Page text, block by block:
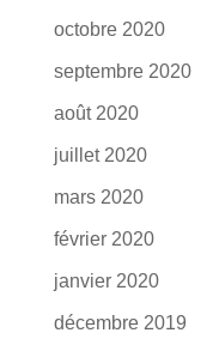
octobre 2020
septembre 2020
août 2020
juillet 2020
mars 2020
février 2020
janvier 2020
décembre 2019